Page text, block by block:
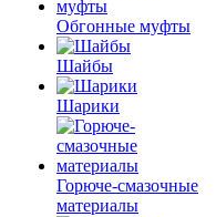
Обгонные муфты
Шайбы
Шарики
Горюче-смазочные
материалы